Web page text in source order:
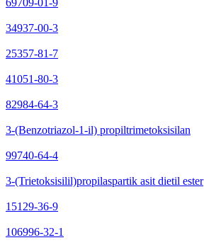
34937-00-3
25357-81-7
41051-80-3
82984-64-3
3-(Benzotriazol-1-il) propiltrimetoksisilan
99740-64-4
3-(Trietoksisilil)propilaspartik asit dietil ester
15129-36-9
106996-32-1